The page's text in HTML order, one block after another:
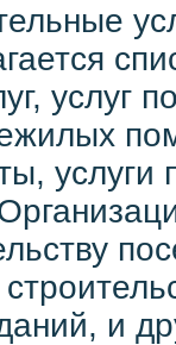
услуг
услуги
и